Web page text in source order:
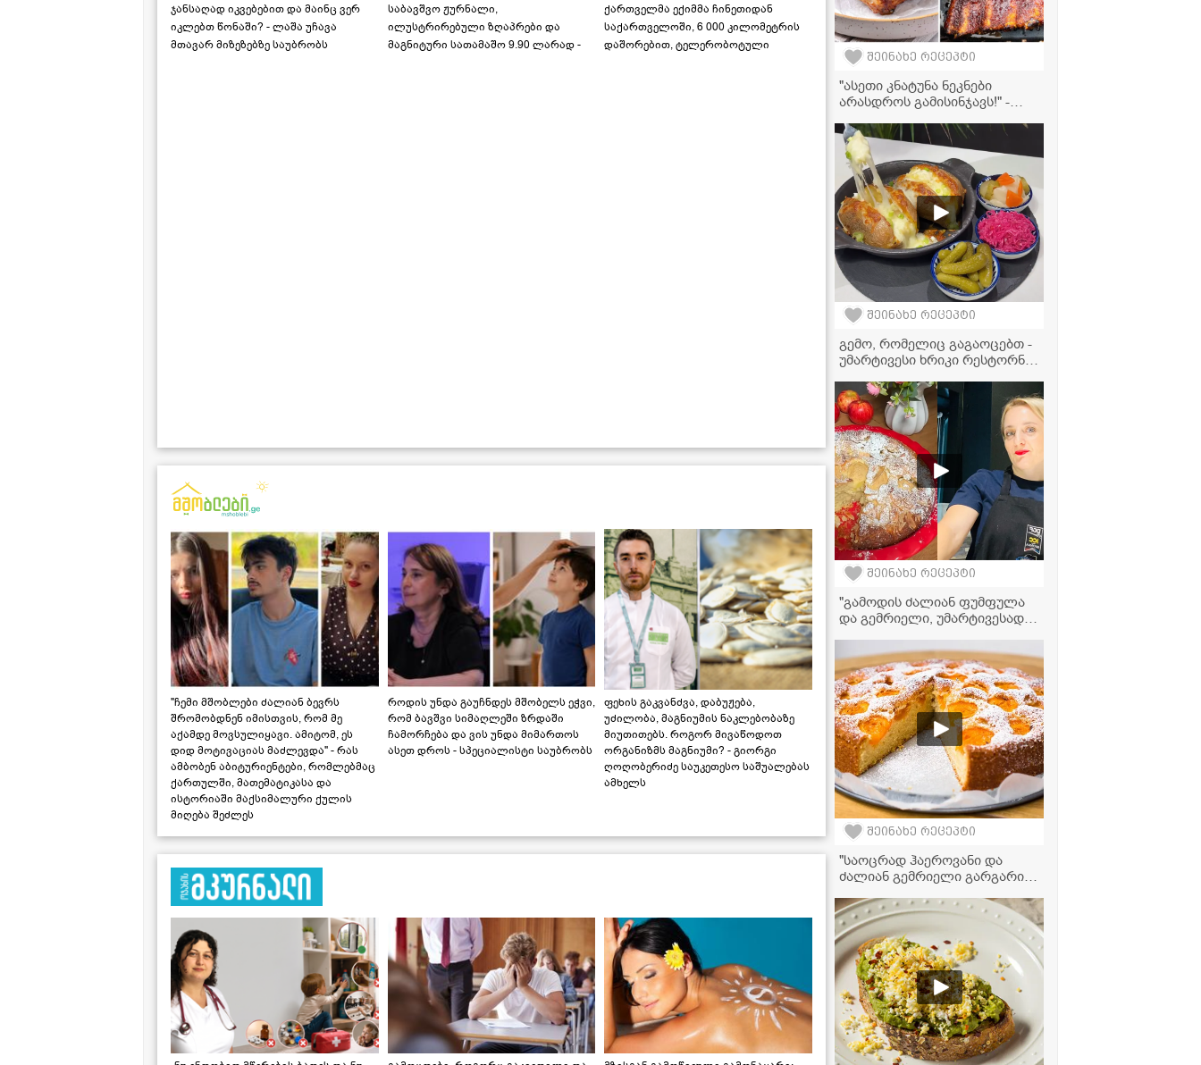
ჯანსაღად იკვებებით და მაინც ვერ
იკლებთ წონაში? - ლაშა უჩავა
მთავარ მიზეზებზე საუბრობს
საბავშვო ჟურნალი,
ილუსტრირებული ზღაპრები და
მაგნიტური სათამაშო 9.90 ლარად -
ქართველმა ექიმმა ჩინეთიდან
საქართველოში, 6 000 კილომეტრის
დაშორებით, ტელერობოტული
"ჩემი მშობლები ძალიან ბევრს
შრომობდნენ იმისთვის, რომ მე
აქამდე მოვსულიყავი. ამიტომ, ეს
დიდ მოტივაციას მაძლევდა" - რას
ამბობენ აბიტურიენტები, რომლებმაც
ქართულში, მათემატიკასა და
ისტორიაში მაქსიმალური ქულის
მიღება შეძლეს
როდის უნდა გაუჩნდეს მშობელს ეჭვი,
რომ ბავშვი სიმაღლეში ზრდაში
ჩამორჩება და ვის უნდა მიმართოს
ასეთ დროს - სპეციალისტი საუბრობს
ფეხის გაკვანძვა, დაბუჟება,
უძილობა, მაგნიუმის ნაკლებობაზე
მიუთითებს. როგორ მივაწოდოთ
ორგანიზმს მაგნიუმი? - გიორგი
ღოღობერიძე საუკეთესო საშუალებას
ამხელს
შეინახე რეცეპტი
"ასეთი კნატუნა ნეკნები
არასდროს გამისინჯავს!" -
აეროგრილში
შეინახე რეცეპტი
გემო, რომელიც გაგაოცებთ -
უმარტივესი ხრიკი რესტორნის
კარტოფილისთვის
შეინახე რეცეპტი
"გამოდის ძალიან ფუმფულა
და გემრიელი, უმარტივესად
ვიდეორეცეპტი
შეინახე რეცეპტი
"საოცრად ჰაეროვანი და
ძალიან გემრიელი გარგარის
ვიდეორეცეპტი